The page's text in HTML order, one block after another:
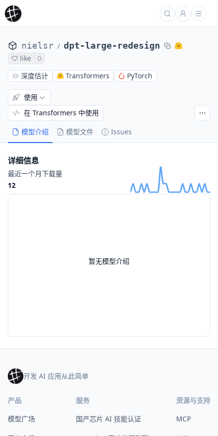
nielsr / dpt-large-redesign
like
0
深度估计
Transformers PyTorch
模型介绍 模型文件 Issues
使用
在 Transformers 中使用
暂无模型介绍
详细信息
最近一个月下载量
12
开发 AI 应用从此简单
产品
模型广场
服务
国产芯片 AI 技能认证
资源与支持
MCP